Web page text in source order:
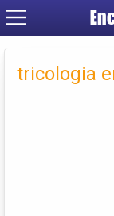
tricologia